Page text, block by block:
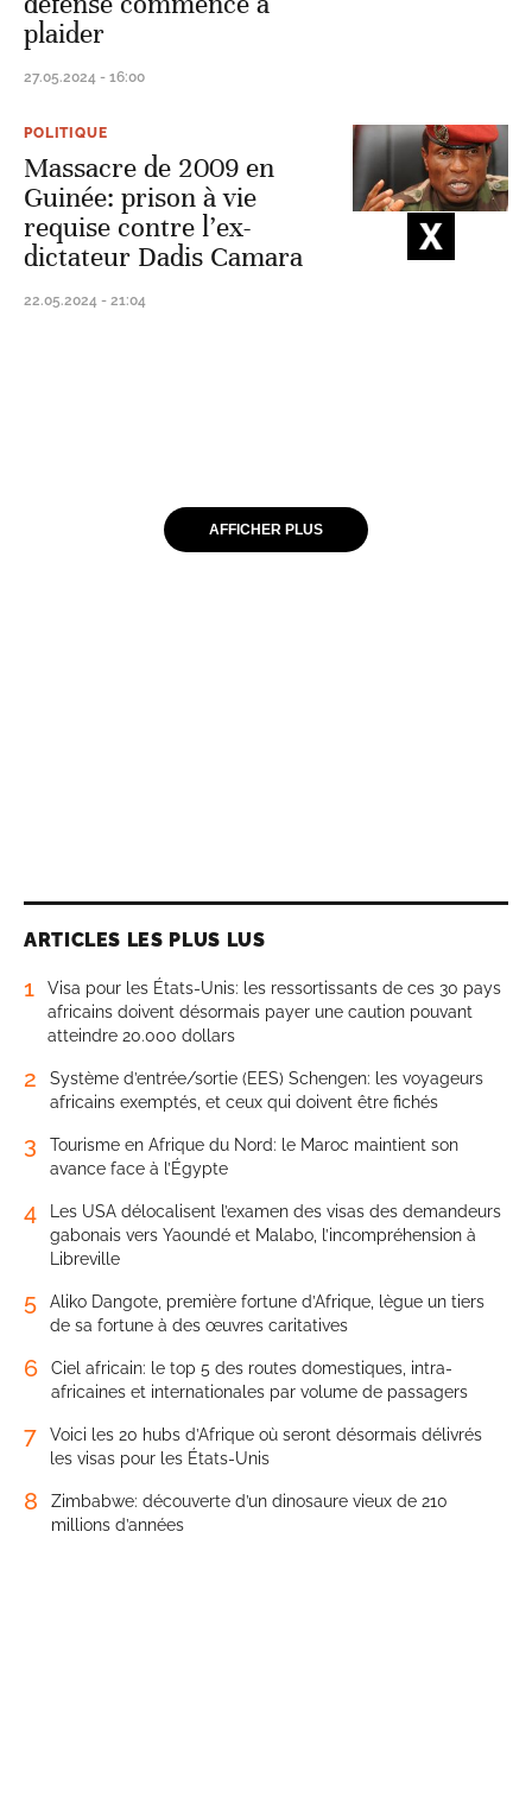
plaider
27.05.2024 - 16:00
POLITIQUE
Massacre de 2009 en
Guinée: prison à vie
requise contre l’ex-
dictateur Dadis Camara
22.05.2024 - 21:04
AFFICHER PLUS
ARTICLES LES PLUS LUS
1
Visa pour les États-Unis: les ressortissants de ces 30 pays
africains doivent désormais payer une caution pouvant
atteindre 20.000 dollars
2
Système d’entrée/sortie (EES) Schengen: les voyageurs
africains exemptés, et ceux qui doivent être fichés
3
Tourisme en Afrique du Nord: le Maroc maintient son
avance face à l’Égypte
4
Les USA délocalisent l’examen des visas des demandeurs
gabonais vers Yaoundé et Malabo, l’incompréhension à
Libreville
5
Aliko Dangote, première fortune d’Afrique, lègue un tiers
de sa fortune à des œuvres caritatives
6
Ciel africain: le top 5 des routes domestiques, intra-
africaines et internationales par volume de passagers
7
Voici les 20 hubs d’Afrique où seront désormais délivrés
les visas pour les États-Unis
8
Zimbabwe: découverte d’un dinosaure vieux de 210
millions d’années